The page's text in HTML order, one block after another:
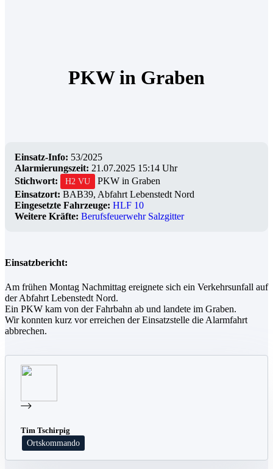
PKW in Graben
Einsatz-Info: 53/2025
Alarmierungszeit: 21.07.2025 15:14 Uhr
Stichwort:
H2 VU
PKW in Graben
Einsatzort: BAB39, Abfahrt Lebenstedt Nord
Eingesetzte Fahrzeuge: HLF 10
Weitere Kräfte: Berufsfeuerwehr Salzgitter
Einsatzbericht:
Am frühen Montag Nachmittag ereignete sich ein Verkehrsunfall auf
der Abfahrt Lebenstedt Nord.
Ein PKW kam von der Fahrbahn ab und landete im Graben.
Wir konnten kurz vor erreichen der Einsatzstelle die Alarmfahrt
abbrechen.
Tim Tschirpig
Ortskommando